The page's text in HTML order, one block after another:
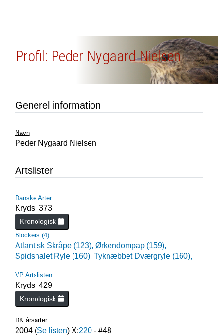
Profil: Peder Nygaard Nielsen
Generel information
Navn
Peder Nygaard Nielsen
Artslister
Danske Arter
Kryds: 373
Kronologisk
Blockers (4):
Atlantisk Skråpe (123), Ørkendompap (159),
Spidshalet Ryle (160), Tyknæbbet Dværgryle (160),
VP Artslisten
Kryds: 429
Kronologisk
DK årsarter
2004(Se listen) X:220- #48